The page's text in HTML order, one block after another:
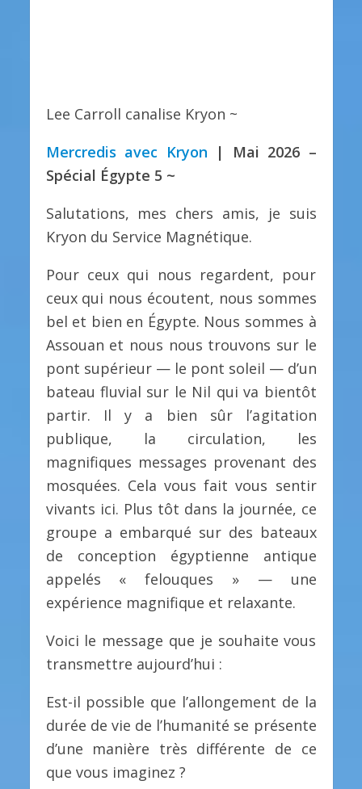
Lee Carroll canalise Kryon ~
Mercredis avec Kryon | Mai 2026 –
Spécial Égypte 5 ~
Salutations, mes chers amis, je suis
Kryon du Service Magnétique.
Pour ceux qui nous regardent, pour
ceux qui nous écoutent, nous sommes
bel et bien en Égypte. Nous sommes à
Assouan et nous nous trouvons sur le
pont supérieur — le pont soleil — d’un
bateau fluvial sur le Nil qui va bientôt
partir. Il y a bien sûr l’agitation
publique, la circulation, les
magnifiques messages provenant des
mosquées. Cela vous fait vous sentir
vivants ici. Plus tôt dans la journée, ce
groupe a embarqué sur des bateaux
de conception égyptienne antique
appelés « felouques » — une
expérience magnifique et relaxante.
Voici le message que je souhaite vous
transmettre aujourd’hui :
Est-il possible que l’allongement de la
durée de vie de l’humanité se présente
d’une manière très différente de ce
que vous imaginez ?